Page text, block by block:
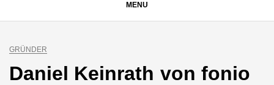
MENU
GRÜNDER
Daniel Keinrath von fonio